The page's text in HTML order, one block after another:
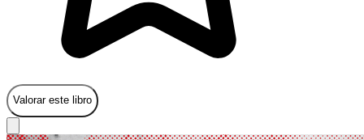
Valorar este libro